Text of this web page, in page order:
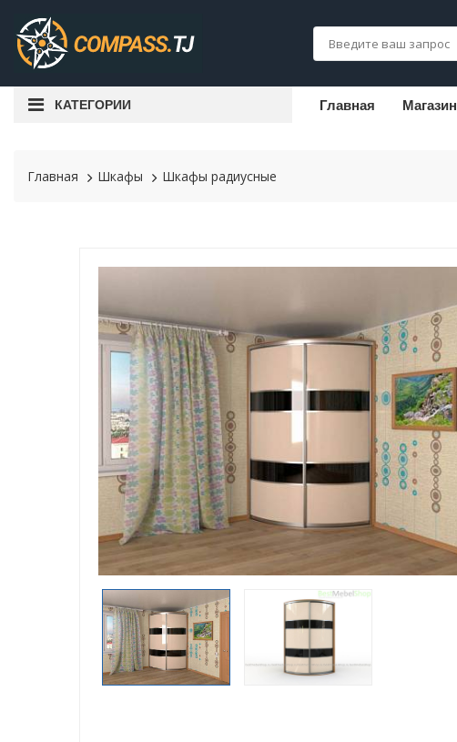
КАТЕГОРИИ Главная Магазин
Главная Шкафы Шкафы радиусные